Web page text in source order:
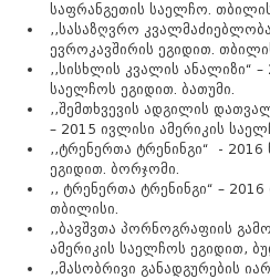
საფრანგეთის საელჩო.
,,სასაზღვრო კვალმაძიებლობა
ევროკავშირის ეგიდით.
,,სისხლის კვალის ანალიზი“ –
საელჩოს ეგიდით. ბათუმი.
,,შემთხვევის ადგილის
– 2015 ივლისი ამერიკის
,,ტრენერთა ტრენინგი“ - 2016
ეგიდით. ბორჯომი.
,, ტრენერთა ტრენინგი“ – 2016
თბილისი.
,,ბავშვთა პორნოგრაფიის
ამერიკის საელჩოს ეგიდით,
,,მასობრივი განადგურების